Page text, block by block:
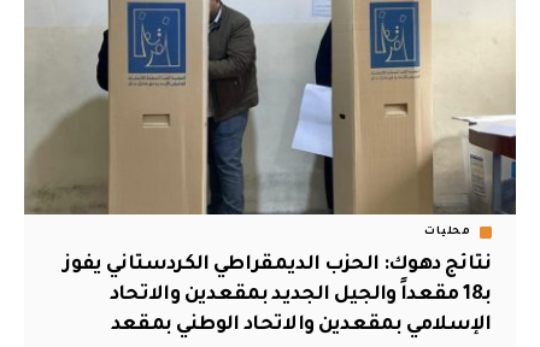
محليات
نتائج دهوك: الحزب الديمقراطي الكردستاني يفوز
بـ18 مقعداً والجيل الجديد بمقعدين والاتحاد
الإسلامي بمقعدين والاتحاد الوطني بمقعد